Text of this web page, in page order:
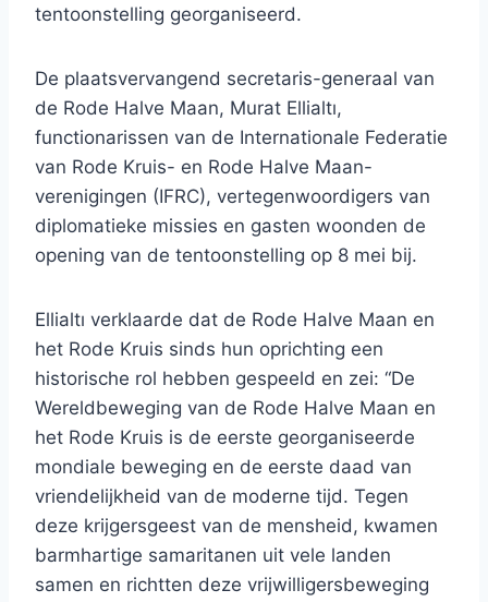
tentoonstelling georganiseerd.
De plaatsvervangend secretaris-generaal van
de Rode Halve Maan, Murat Ellialtı,
functionarissen van de Internationale Federatie
van Rode Kruis- en Rode Halve Maan-
verenigingen (IFRC), vertegenwoordigers van
diplomatieke missies en gasten woonden de
opening van de tentoonstelling op 8 mei bij.
Ellialtı verklaarde dat de Rode Halve Maan en
het Rode Kruis sinds hun oprichting een
historische rol hebben gespeeld en zei: “De
Wereldbeweging van de Rode Halve Maan en
het Rode Kruis is de eerste georganiseerde
mondiale beweging en de eerste daad van
vriendelijkheid van de moderne tijd. Tegen
deze krijgersgeest van de mensheid, kwamen
barmhartige samaritanen uit vele landen
samen en richtten deze vrijwilligersbeweging